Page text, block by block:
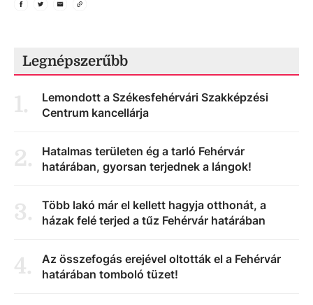
Legnépszerűbb
1.
Lemondott a Székesfehérvári Szakképzési
Centrum kancellárja
2.
Hatalmas területen ég a tarló Fehérvár
határában, gyorsan terjednek a lángok!
3.
Több lakó már el kellett hagyja otthonát, a
házak felé terjed a tűz Fehérvár határában
4.
Az összefogás erejével oltották el a Fehérvár
határában tomboló tüzet!